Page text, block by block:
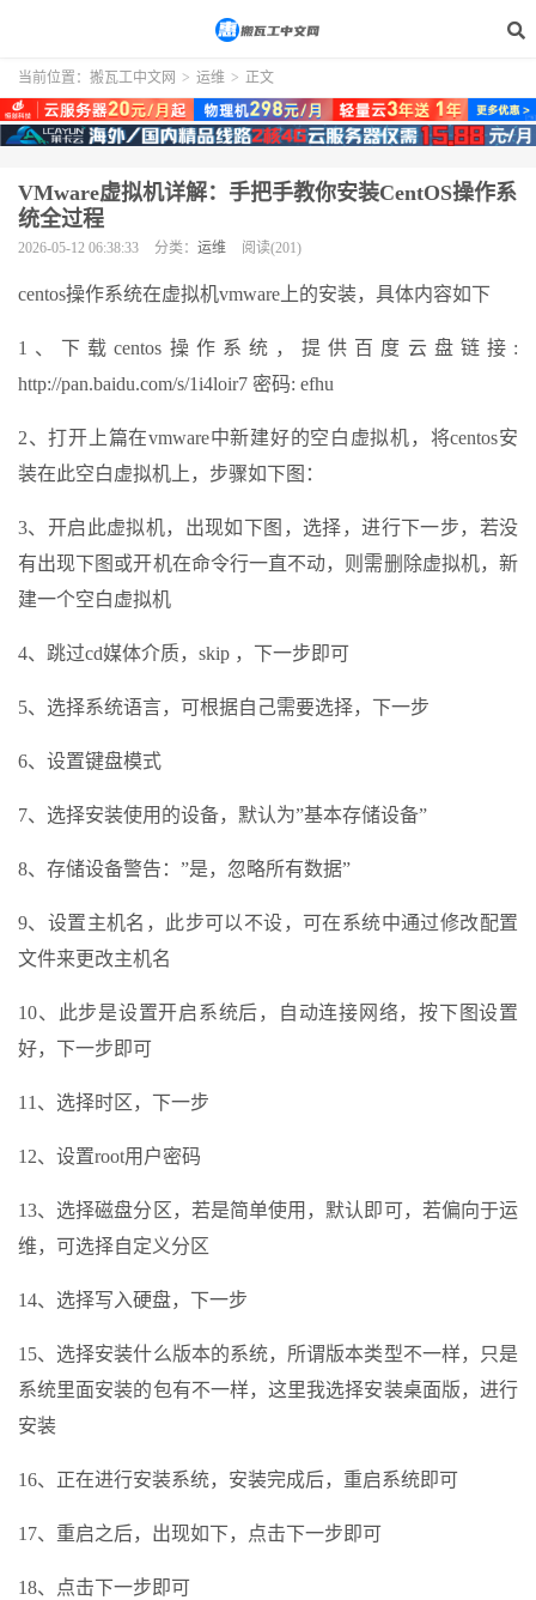
当前位置： 搬瓦工中文网 > 运维 > 正文
VMware虚拟机详解：手把手教你安装CentOS操作系
统全过程
2026-05-12 06:38:33 分类： 运维 阅读(201)
centos操作系统在虚拟机vmware上的安装，具体内容如下
1、下载centos操作系统，提供百度云盘链接:
http://pan.baidu.com/s/1i4loir7 密码: efhu
2、打开上篇在vmware中新建好的空白虚拟机，将centos安
装在此空白虚拟机上，步骤如下图：
3、开启此虚拟机，出现如下图，选择，进行下一步，若没
有出现下图或开机在命令行一直不动，则需删除虚拟机，新
建一个空白虚拟机
4、跳过cd媒体介质，skip ，下一步即可
5、选择系统语言，可根据自己需要选择，下一步
6、设置键盘模式
7、选择安装使用的设备，默认为”基本存储设备”
8、存储设备警告：”是，忽略所有数据”
9、设置主机名，此步可以不设，可在系统中通过修改配置
文件来更改主机名
10、此步是设置开启系统后，自动连接网络，按下图设置
好，下一步即可
11、选择时区，下一步
12、设置root用户密码
13、选择磁盘分区，若是简单使用，默认即可，若偏向于运
维，可选择自定义分区
14、选择写入硬盘，下一步
15、选择安装什么版本的系统，所谓版本类型不一样，只是
系统里面安装的包有不一样，这里我选择安装桌面版，进行
安装
16、正在进行安装系统，安装完成后，重启系统即可
17、重启之后，出现如下，点击下一步即可
18、点击下一步即可